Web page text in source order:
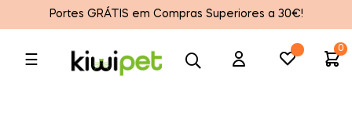
Portes GRÁTIS em Compras Superiores a 30€!
Toggle
navigation
☰
0